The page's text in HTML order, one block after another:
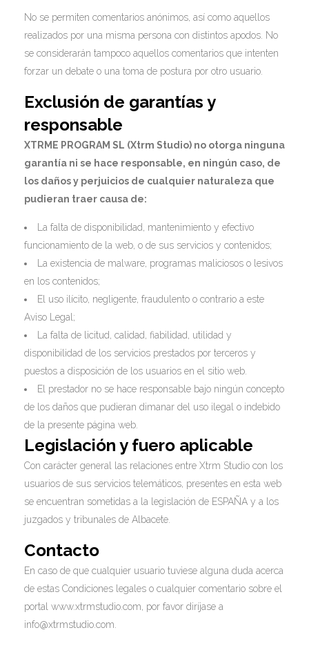
No se permiten comentarios anónimos, así como aquellos
realizados por una misma persona con distintos apodos. No
se considerarán tampoco aquellos comentarios que intenten
forzar un debate o una toma de postura por otro usuario.
Exclusión de garantías y
responsable
XTRME PROGRAM SL (Xtrm Studio) no otorga ninguna
garantía ni se hace responsable, en ningún caso, de
los daños y perjuicios de cualquier naturaleza que
pudieran traer causa de:
La falta de disponibilidad, mantenimiento y efectivo
funcionamiento de la web, o de sus servicios y contenidos;
La existencia de malware, programas maliciosos o lesivos
en los contenidos;
El uso ilícito, negligente, fraudulento o contrario a este
Aviso Legal;
La falta de licitud, calidad, fiabilidad, utilidad y
disponibilidad de los servicios prestados por terceros y
puestos a disposición de los usuarios en el sitio web.
El prestador no se hace responsable bajo ningún concepto
de los daños que pudieran dimanar del uso ilegal o indebido
de la presente página web.
Legislación y fuero aplicable
Con carácter general las relaciones entre Xtrm Studio con los
usuarios de sus servicios telemáticos, presentes en esta web
se encuentran sometidas a la legislación de ESPAÑA y a los
juzgados y tribunales de Albacete.
Contacto
En caso de que cualquier usuario tuviese alguna duda acerca
de estas Condiciones legales o cualquier comentario sobre el
portal www.xtrmstudio.com, por favor diríjase a
info@xtrmstudio.com.